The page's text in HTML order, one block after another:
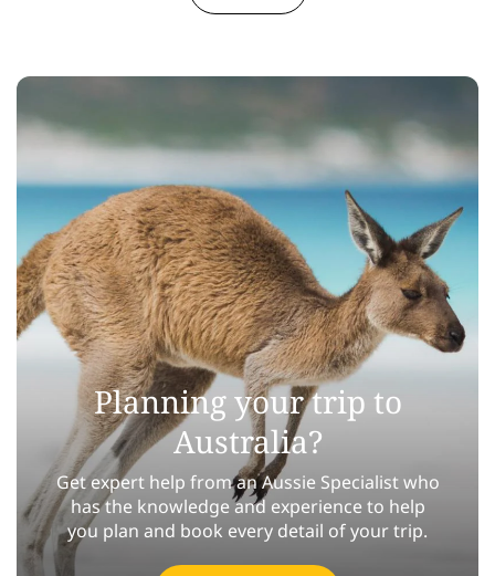
Planning your trip to
Australia?
Get expert help from an Aussie Specialist who
has the knowledge and experience to help
you plan and book every detail of your trip.